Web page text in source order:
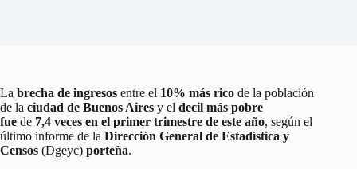
La brecha de ingresos entre el 10% más rico de la población
de la ciudad de Buenos Aires y el decil más pobre
fue de 7,4 veces en el primer trimestre de este año, según el
último informe de la Dirección General de Estadística y
Censos (Dgeyc) porteña.